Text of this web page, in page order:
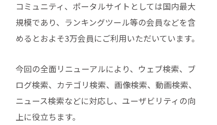
コミュニティ、ポータルサイトとしては国内最大
規模であり、ランキングツール等の会員などを含
めるとおよそ3万会員にご利用いただいています。
今回の全面リニューアルにより、ウェブ検索、ブ
ログ検索、カテゴリ検索、画像検索、動画検索、
ニュース検索などに対応し、ユーザビリティの向
上に役立ちます。